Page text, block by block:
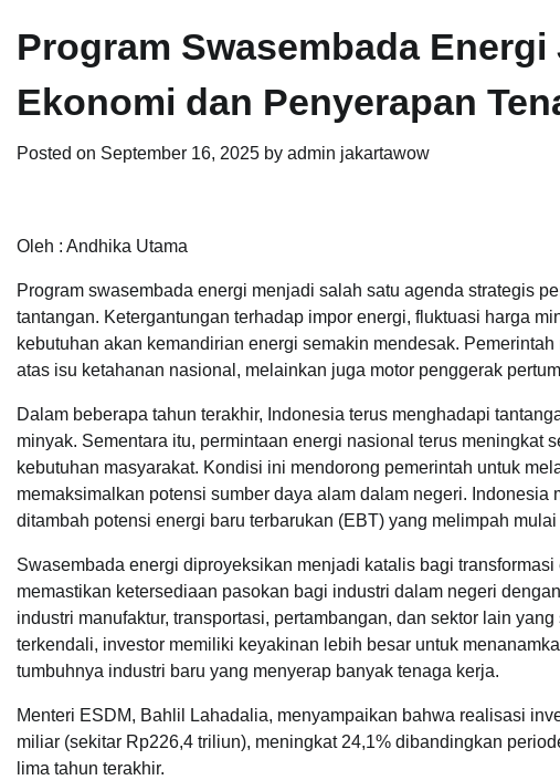
Program Swasembada
Ekonomi dan Penyerapan
Posted on September 16, 2025 by admin jakartawow
Oleh : Andhika Utama
Program swasembada energi menjadi salah satu agenda strategis
tantangan. Ketergantungan terhadap impor energi, fluktuasi harga
kebutuhan akan kemandirian energi semakin mendesak.
atas isu ketahanan nasional, melainkan juga motor penggerak
Dalam beberapa tahun terakhir, Indonesia terus menghadapi
minyak. Sementara itu, permintaan energi nasional terus meningkat
kebutuhan masyarakat. Kondisi ini mendorong pemerintah untuk
memaksimalkan potensi sumber daya alam dalam negeri.
ditambah potensi energi baru terbarukan (EBT) yang melimpah
Swasembada energi diproyeksikan menjadi katalis bagi
memastikan ketersediaan pasokan bagi industri dalam negeri
industri manufaktur, transportasi, pertambangan, dan sektor lain
terkendali, investor memiliki keyakinan lebih besar untuk
tumbuhnya industri baru yang menyerap banyak tenaga kerja.
Menteri ESDM, Bahlil Lahadalia, menyampaikan bahwa realisasi
miliar (sekitar Rp226,4 triliun), meningkat 24,1% dibandingkan
lima tahun terakhir.